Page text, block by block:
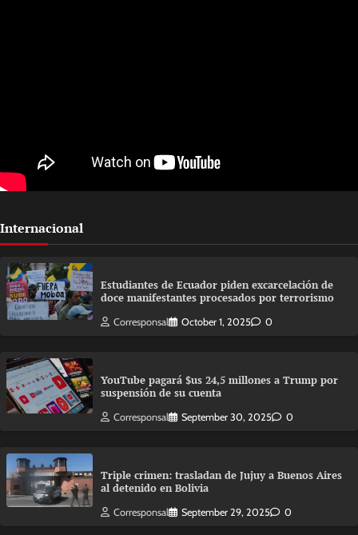
Internacional
Estudiantes de Ecuador piden excarcelación de
doce manifestantes procesados por terrorismo
Corresponsal October 1, 2025 0
YouTube pagará $us 24,5 millones a Trump por
suspensión de su cuenta
Corresponsal September 30, 2025 0
Triple crimen: trasladan de Jujuy a Buenos Aires
al detenido en Bolivia
Corresponsal September 29, 2025 0